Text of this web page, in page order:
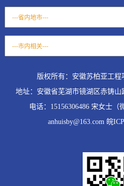
版权所有：安徽苏柏亚工
地址：安徽省芜湖市镜湖区赤铸
电话：15156306486 宋女士（
anhuisby@163.com 皖